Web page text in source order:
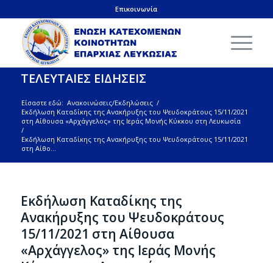
Επικοινωνία
ΤΕΛΕΥΤΑΙΕΣ ΕΙΔΗΣΕΙΣ
Είσαστε εδώ: Ανακοινώσεις/Εκδηλώσεις /
Εκδήλωση Καταδίκης της Ανακήρυξης του Ψευδοκράτους 15/11/2021
στη Αίθουσα «Αρχάγγελος» της Ιεράς Μονής Κύκκου στη Λευκωσία
/
Εκδήλωση Καταδίκης της Ανακήρυξης του Ψευδοκράτους 15/11/2021
στη Αίθο...
Εκδήλωση Καταδίκης της
Ανακήρυξης του Ψευδοκράτους
15/11/2021 στη Αίθουσα
«Αρχάγγελος» της Ιεράς Μονής